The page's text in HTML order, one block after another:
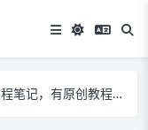
创教程、有转载教程等……